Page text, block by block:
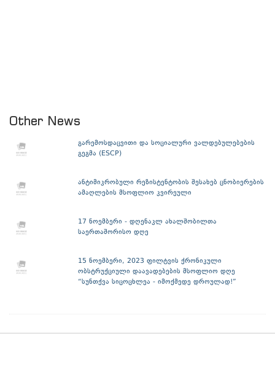
Other News
გარემოსდაცვითი და სოციალური ვალდებულებების
გეგმა (ESCP)
ანტიმიკრობული რეზისტენტობის შესახებ ცნობიერების
ამაღლების მსოფლიო კვირეული
17 ნოემბერი - დღენაკლ ახალშობილთა
საერთაშორისო დღე
15 ნოემბერი, 2023 ფილტვის ქრონიკული
ობსტრუქციული დაავადებების მსოფლიო დღე
“სუნთქვა სიცოცხლეა - იმოქმედე დროულად!”